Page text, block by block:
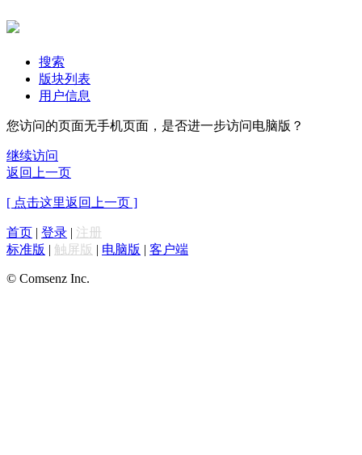
搜索
版块列表
用户信息
您访问的页面无手机页面，是否进一步访问电脑版？
继续访问
返回上一页
[ 点击这里返回上一页 ]
首页 | 登录 | 注册
标准版 | 触屏版 | 电脑版 | 客户端
© Comsenz Inc.